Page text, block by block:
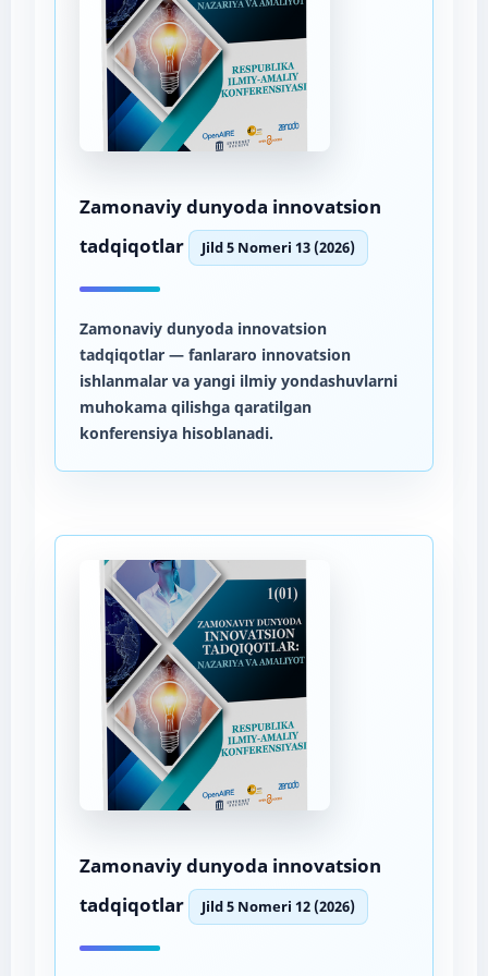
Zamonaviy dunyoda innovatsion
tadqiqotlar
Jild 5 Nomeri 13 (2026)
Zamonaviy dunyoda innovatsion
tadqiqotlar— fanlararo innovatsion
ishlanmalar va yangi ilmiy yondashuvlarni
muhokama qilishga qaratilgan
konferensiya hisoblanadi.
Zamonaviy dunyoda innovatsion
tadqiqotlar
Jild 5 Nomeri 12 (2026)